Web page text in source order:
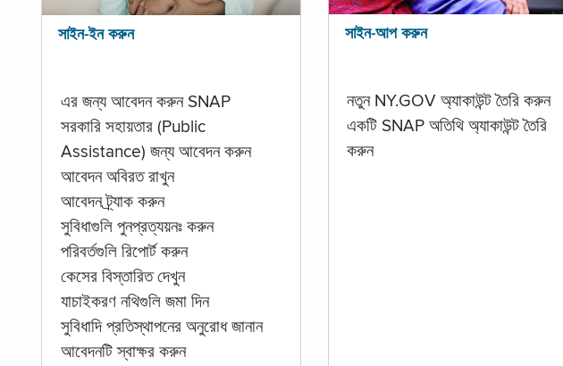
সাইন-ইন করুন
এর জন্য আবেদন করুন SNAP
সরকারি সহায়তার (Public
Assistance) জন্য আবেদন করুন
আবেদন অবিরত রাখুন
আবেদন ট্র্যাক করুন
সুবিধাগুলি পুনপ্রত্যয়নঃ করুন
পরিবর্তগুলি রিপোর্ট করুন
কেসের বিস্তারিত দেখুন
যাচাইকরণ নথিগুলি জমা দিন
সুবিধাদি প্রতিস্থাপনের অনুরোধ জানান
আবেদনটি স্বাক্ষর করুন
সাইন-আপ করুন
নতুন NY.GOV অ্যাকাউন্ট তৈরি করুন
একটি SNAP অতিথি অ্যাকাউন্ট তৈরি
করুন